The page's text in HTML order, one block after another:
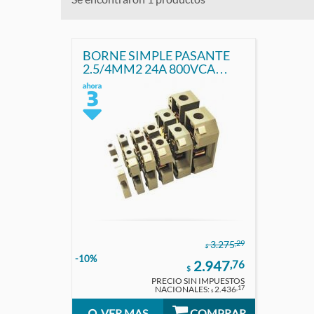
BORNE SIMPLE PASANTE
2.5/4MM2 24A 800VCA
GRIS TBCIN
$ 3.275,29
-10%
$ 2.947,76
PRECIO SIN IMPUESTOS
NACIONALES: $ 2.436,17